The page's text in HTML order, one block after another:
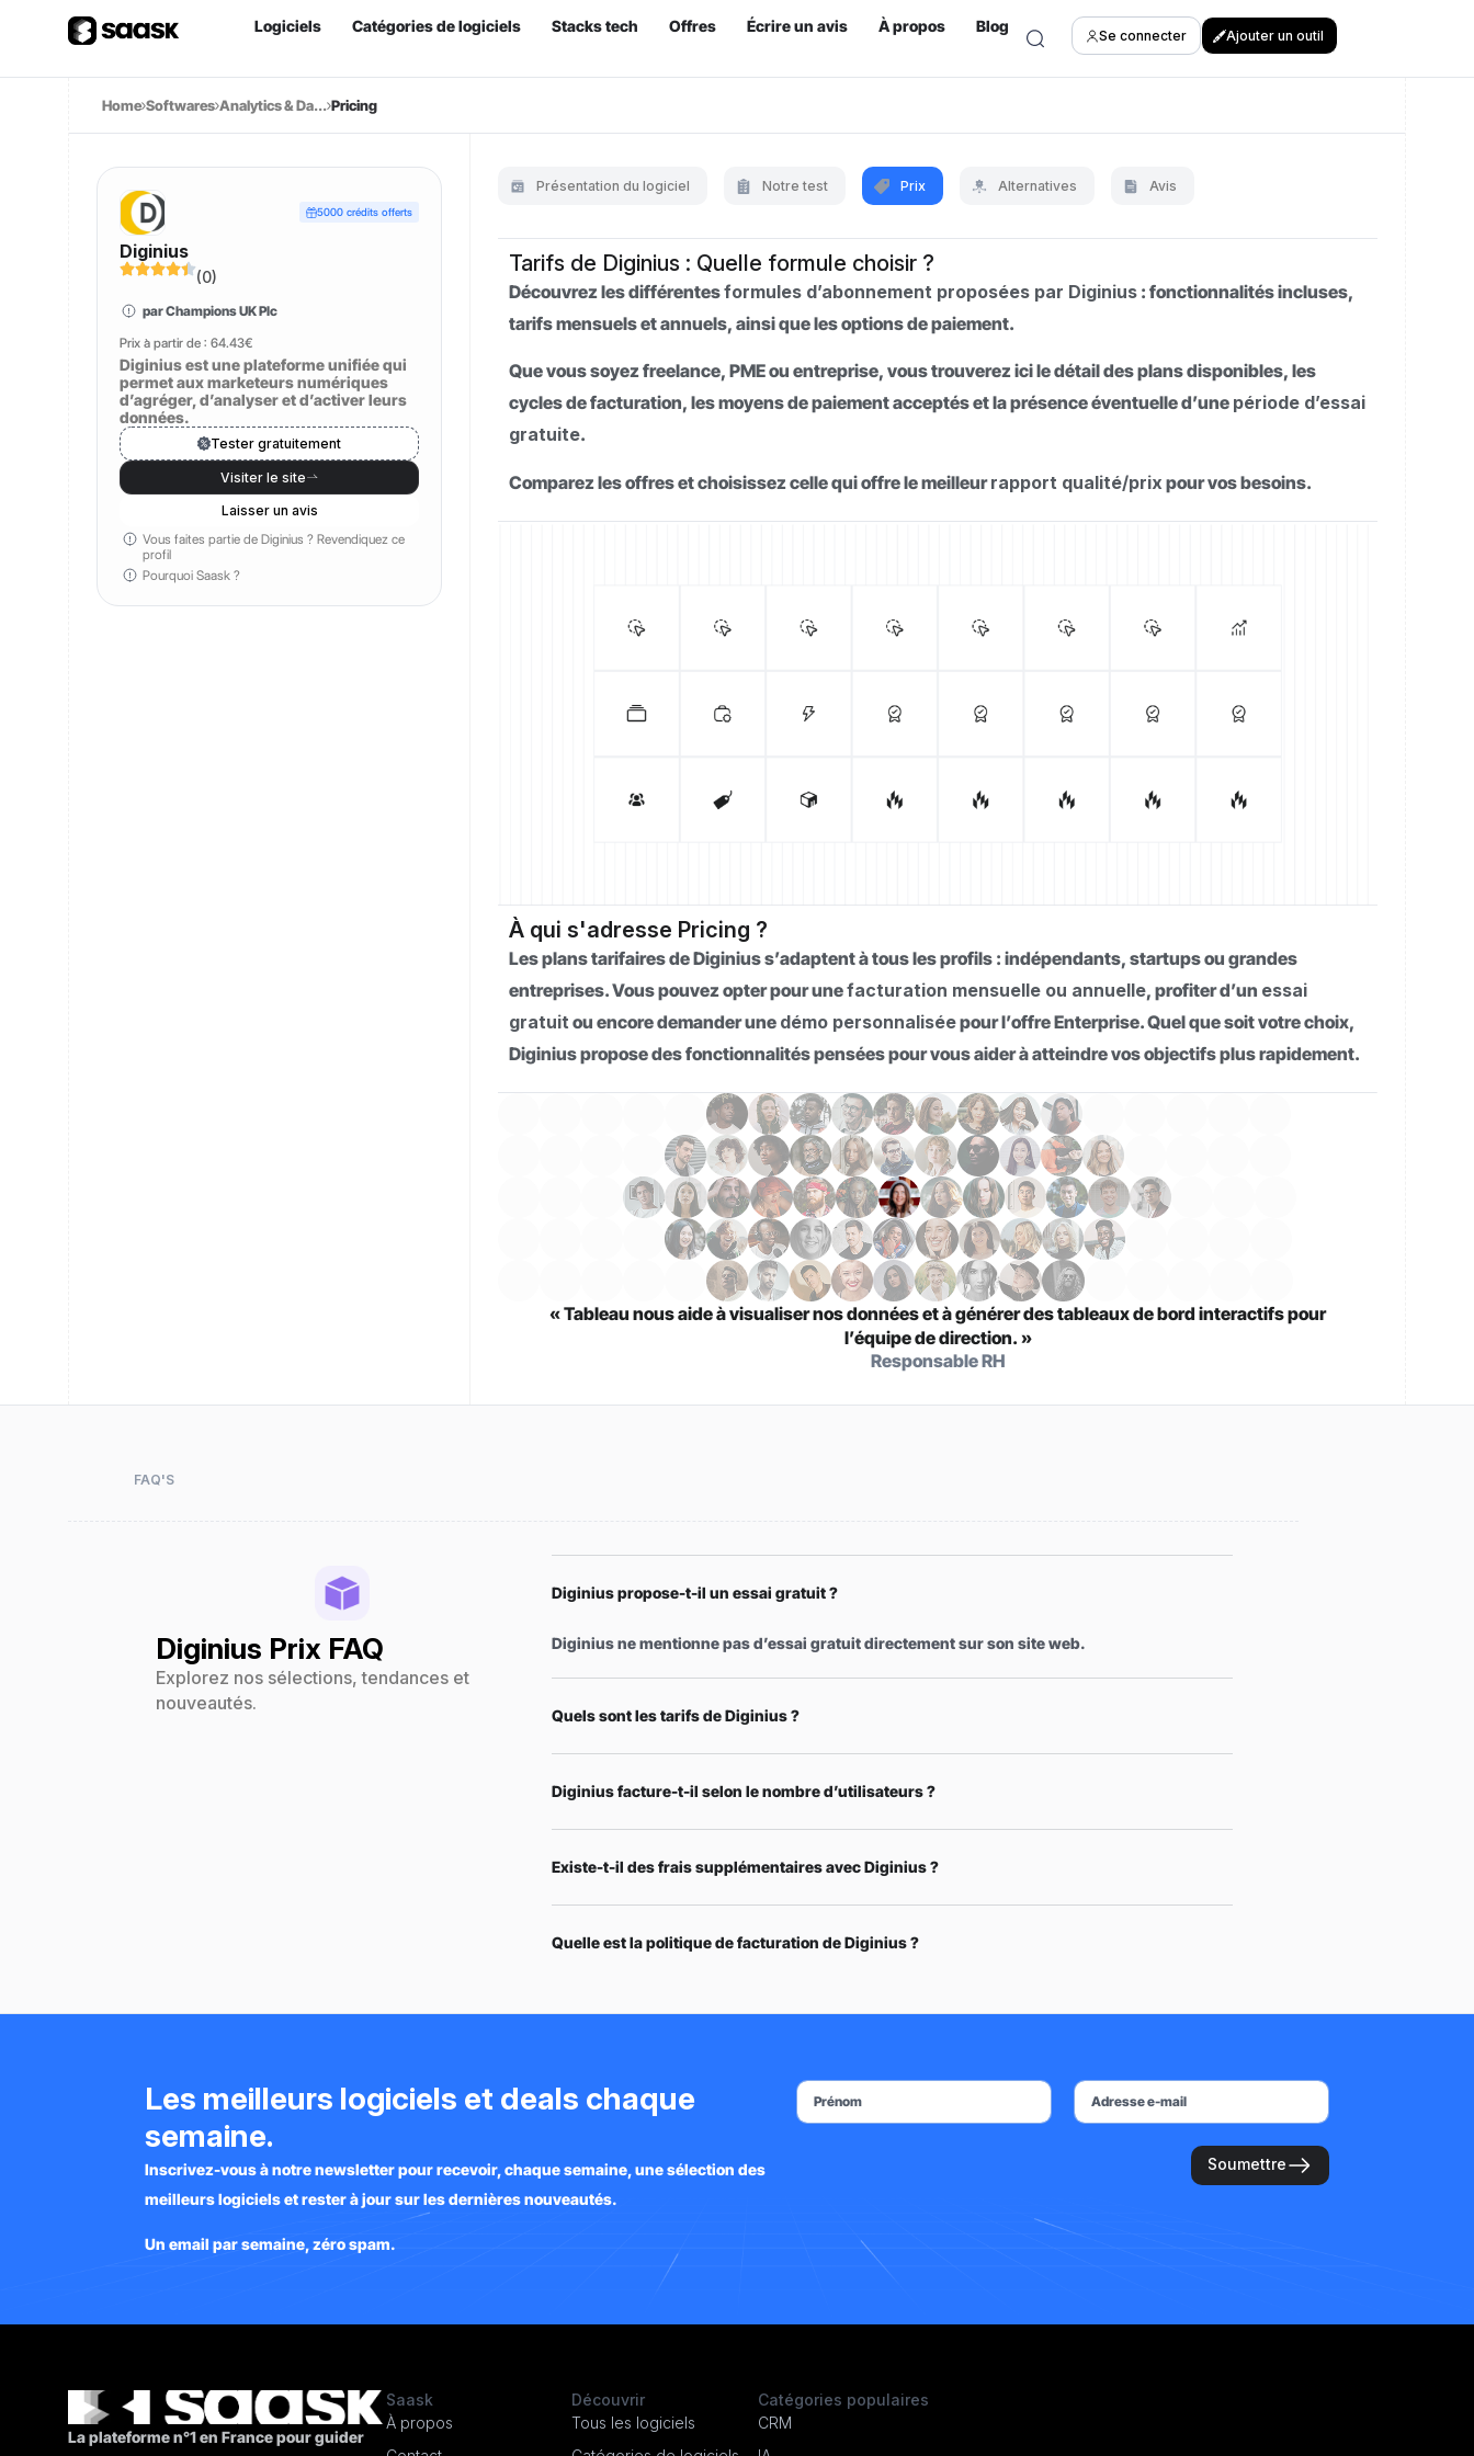
Logiciels Catégories de logiciels Stacks tech Offres Écrire un avis À propos Blog
Se connecter Ajouter un outil
Home Softwares Analytics & Da... Pricing
5000 crédits offerts
Diginius
(0)
par Champions UK Plc
Prix à partir de : 64.43€
Diginius est une plateforme unifiée qui
permet aux marketeurs numériques
d’agréger, d’analyser et d’activer leurs
données.
Tester gratuitement
Visiter le site
Laisser un avis
Vous faites partie de Diginius ?Revendiquez ce
profil
Pourquoi Saask ?
Présentation du logiciel Notre test Prix Alternatives Avis
Tarifs de Diginius : Quelle formule choisir ?
Découvrez les différentesformules d’abonnement proposées par Diginius : fonctionnalités incluses,
tarifs mensuels et annuels, ainsi que les options de paiement.
Que vous soyez freelance, PME ou entreprise, vous trouverez ici le détail des plans disponibles, les
cycles de facturation, les moyens de paiement acceptés et la présence éventuelle d’une période d’essai
gratuite.
Comparez les offres et choisissez celle qui offre le meilleurrapport qualité/prix pour vos besoins.
À qui s'adresse Pricing ?
Les plans tarifaires de Diginius s’adaptent à tous les profils : indépendants, startups ou grandes
entreprises. Vous pouvez opter pour unefacturation mensuelle ou annuelle, profiter d’un essai
gratuit ou encore demander une démo personnaliséepour l’offre Enterprise. Quel que soit votre choix,
Diginius propose des fonctionnalités pensées pour vous aider à atteindre vos objectifs plus rapidement.
« Tableau nous aide à visualiser nos données et à générer des tableaux de bord interactifs pour
l’équipe de direction. »
Responsable RH
FAQ'S
Diginius Prix FAQ
Explorez nos sélections, tendances et
nouveautés.
Diginius propose-t-il un essai gratuit ?
Diginius ne mentionne pas d’essai gratuit directement sur son site web.
Quels sont les tarifs de Diginius ?
Diginius facture-t-il selon le nombre d’utilisateurs ?
Existe-t-il des frais supplémentaires avec Diginius ?
Quelle est la politique de facturation de Diginius ?
Les meilleurs logiciels et deals chaque
semaine.
Inscrivez-vous à notre newsletter pour recevoir, chaque semaine, une sélection des
meilleurs logiciels et rester à jour sur les dernières nouveautés.
Un email par semaine, zéro spam.
Soumettre
La plateforme n°1 en France pour guider
Saask
À propos
Découvrir
Tous les logiciels
Catégories populaires
CRM